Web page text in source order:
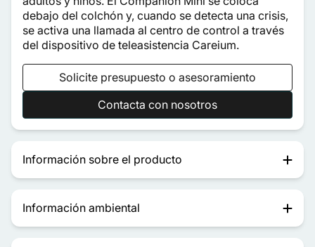
debajo del colchón y, cuando se detecta una crisis,
se activa una llamada al centro de control a través
del dispositivo de teleasistencia Careium.
Solicite presupuesto o asesoramiento
Contacta con nosotros
Información sobre el producto
Información ambiental